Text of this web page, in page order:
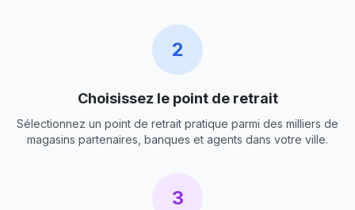
2
Choisissez le point de retrait
Sélectionnez un point de retrait pratique parmi des milliers de
magasins partenaires, banques et agents dans votre ville.
3